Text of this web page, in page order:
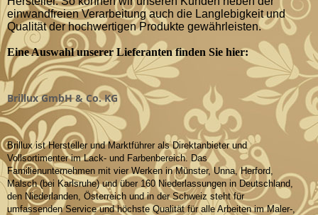
einwandfreien Verarbeitung auch die Langlebigkeit und
Qualität der hochwertigen Produkte gewährleisten.
Eine Auswahl unserer Lieferanten finden Sie hier:
Brillux GmbH & Co. KG
Brillux ist Hersteller und Marktführer als Direktanbieter und
Vollsortimenter im Lack- und Farbenbereich. Das
Familienunternehmen mit vier Werken in Münster, Unna, Herford,
Malsch (bei Karlsruhe) und über 160 Niederlassungen in Deutschland,
den Niederlanden, Österreich und in der Schweiz steht für
umfassenden Service und höchste Qualität für alle Arbeiten im Maler-,